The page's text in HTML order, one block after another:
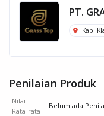
PT.
Kab.
Penilaian Produk
Nilai
Rata-rata
Belum ada